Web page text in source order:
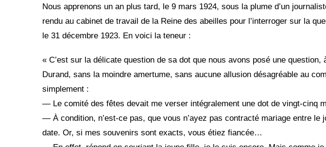
Nous apprenons un an plus tard, le 9 mars 1924, sous la plume d’un
rendu au cabinet de travail de la Reine des abeilles pour l’interroger sur la
le 31 décembre 1923. En voici la teneur :
« C’est sur la délicate question de sa dot que nous avons posé une question,
Durand, sans la moindre amertume, sans aucune allusion désagréable au
simplement :
— Le comité des fêtes devait me verser intégralement une dot de vingt-cinq
— À condition, n’est-ce pas, que vous n’ayez pas contracté mariage entre le
date. Or, si mes souvenirs sont exacts, vous étiez fiancée…